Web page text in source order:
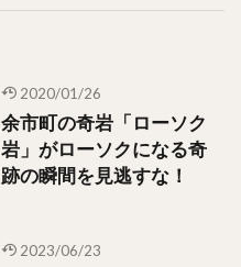
2020/01/26
余市町の奇岩「ローソク
岩」がローソクになる奇
跡の瞬間を見逃すな！
2023/06/23